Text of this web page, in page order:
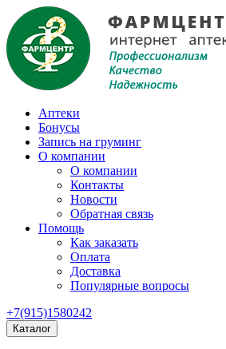
Аптеки
Бонусы
Запись на груминг
О компании
О компании
Контакты
Новости
Обратная связь
Помощь
Как заказать
Оплата
Доставка
Популярные вопросы
+7(915)1580242
Каталог